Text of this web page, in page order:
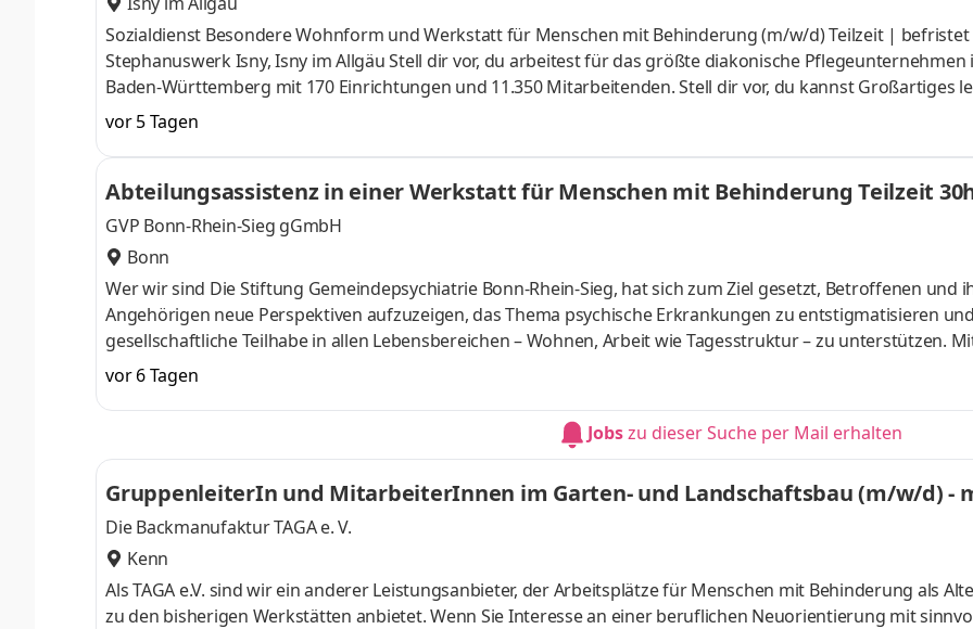
Sozialdienst Besondere Wohnform und Werkstatt für Menschen mit Behinderung (m/w/d) Teilzeit | befristet
Stephanuswerk Isny, Isny im Allgäu Stell dir vor, du arbeitest für das größte diakonische Pflegeunternehmen
Baden-Württemberg mit 170 Einrichtungen und 11.350 Mitarbeitenden. Stell dir vor, du kannst Großartiges
Sinn stiften und Verantwortung für unsere Zukunft übernehmen. Stell dir vor, deine Arbeit macht den
Das ist die Evangelische Heimstiftung – ein Arbeitgeber nach deinen Vorstellungen. Wir suchen einen
Besondere Wohnform und Werkstatt für Menschen mit Behinderung (m/w/d) für das Stephanuswerk in
Teilzeit (20 Stunden/Woche). Die Stelle ist
vor 5 Tagen
Abteilungsassistenz in einer Werkstatt für Menschen mit Behinderung Teilzeit
GVP Bonn-Rhein-Sieg gGmbH
Bonn
Wer wir sind Die Stiftung Gemeindepsychiatrie Bonn-Rhein-Sieg, hat sich zum Ziel gesetzt, Betroffenen und ihren
Angehörigen neue Perspektiven aufzuzeigen, das Thema psychische Erkrankungen zu entstigmatisieren und
gesellschaftliche Teilhabe in allen Lebensbereichen – Wohnen, Arbeit wie Tagesstruktur – zu unterstützen.
Information und Beratung, mit Begleitung und Vermittlung. GVP Bonn-Rhein-Sieg stellt ein Abteilungsassistenz in
einer Werkstatt für Menschen mit Behinderung Teilzeit 30h/Woche (m/w/d)
vor 6 Tagen
Jobszu dieser Suche per Mail erhalten
GruppenleiterIn und MitarbeiterInnen im Garten- und Landschaftsbau (m/w/d) -
g
Die Backmanufaktur TAGA e. V.
Kenn
Als TAGA e.V. sind wir ein anderer Leistungsanbieter, der Arbeitsplätze für Menschen mit Behinderung als
zu den bisherigen Werkstätten anbietet. Wenn Sie Interesse an einer beruflichen Neuorientierung mit